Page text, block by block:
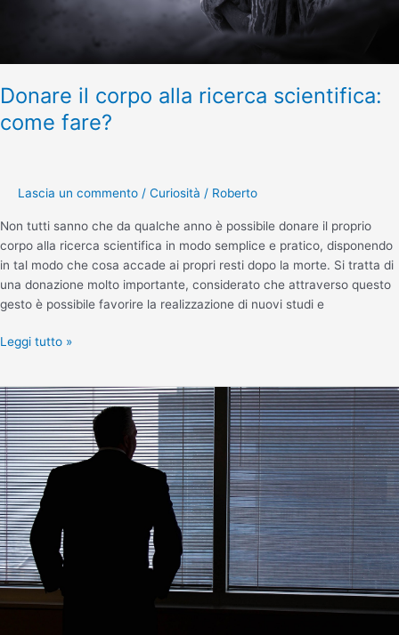
Donare il corpo alla ricerca scientifica:
come fare?
Lascia un commento / Curiosità / Roberto
Non tutti sanno che da qualche anno è possibile donare il proprio
corpo alla ricerca scientifica in modo semplice e pratico, disponendo
in tal modo che cosa accade ai propri resti dopo la morte. Si tratta di
una donazione molto importante, considerato che attraverso questo
gesto è possibile favorire la realizzazione di nuovi studi e
Leggi tutto »
Morto
prima
della
pensione,
cosa
succede
ai
contributi
versati?